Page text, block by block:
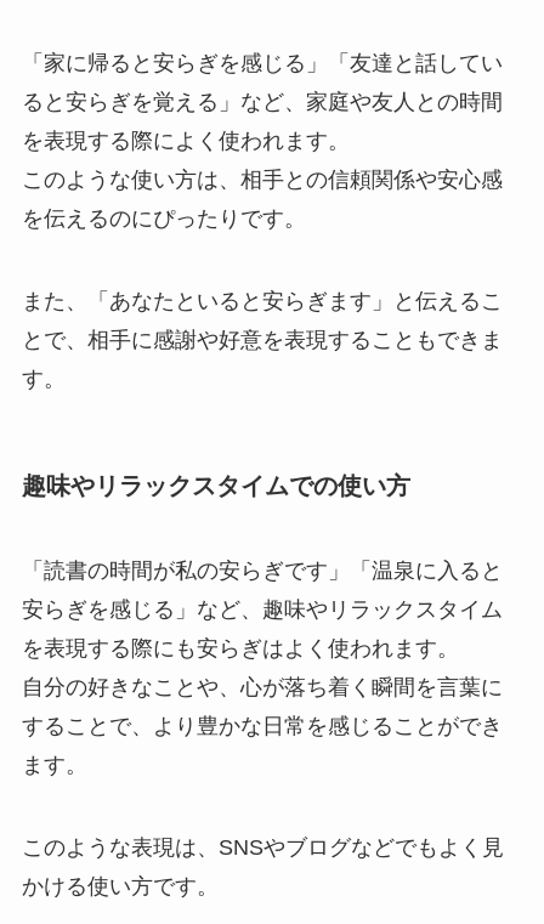
「家に帰ると安らぎを感じる」「友達と話してい
ると安らぎを覚える」など、家庭や友人との時間
を表現する際によく使われます。
このような使い方は、相手との信頼関係や安心感
を伝えるのにぴったりです。
また、「あなたといると安らぎます」と伝えるこ
とで、相手に感謝や好意を表現することもできま
す。
趣味やリラックスタイムでの使い方
「読書の時間が私の安らぎです」「温泉に入ると
安らぎを感じる」など、趣味やリラックスタイム
を表現する際にも安らぎはよく使われます。
自分の好きなことや、心が落ち着く瞬間を言葉に
することで、より豊かな日常を感じることができ
ます。
このような表現は、SNSやブログなどでもよく見
かける使い方です。